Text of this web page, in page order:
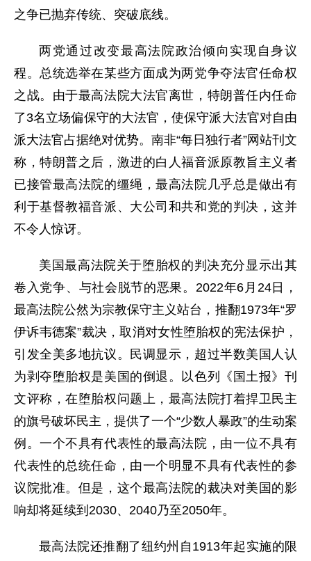
之争已抛弃传统、突破底线。
两党通过改变最高法院政治倾向实现自身议
程。总统选举在某些方面成为两党争夺法官任命权
之战。由于最高法院大法官离世，特朗普任内任命
了3名立场偏保守的大法官，使保守派大法官对自由
派大法官占据绝对优势。南非“每日独行者”网站刊文
称，特朗普之后，激进的白人福音派原教旨主义者
已接管最高法院的缰绳，最高法院几乎总是做出有
利于基督教福音派、大公司和共和党的判决，这并
不令人惊讶。
美国最高法院关于堕胎权的判决充分显示出其
卷入党争、与社会脱节的恶果。2022年6月24日，
最高法院公然为宗教保守主义站台，推翻1973年“罗
伊诉韦德案”裁决，取消对女性堕胎权的宪法保护，
引发全美多地抗议。民调显示，超过半数美国人认
为剥夺堕胎权是美国的倒退。以色列《国土报》刊
文评称，在堕胎权问题上，最高法院打着捍卫民主
的旗号破坏民主，提供了一个“少数人暴政”的生动案
例。一个不具有代表性的最高法院，由一位不具有
代表性的总统任命，由一个明显不具有代表性的参
议院批准。但是，这个最高法院的裁决对美国的影
响却将延续到2030、2040乃至2050年。
最高法院还推翻了纽约州自1913年起实施的限